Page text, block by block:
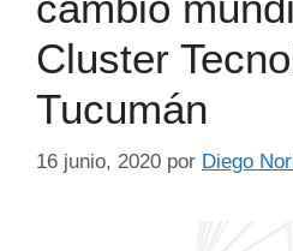
Cluster
Tucumán
16 junio, 2020 por Diego